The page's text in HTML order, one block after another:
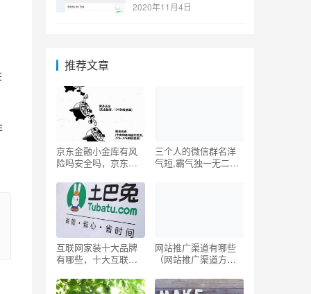
2020年11月4日
推荐文章
京东金融小金库有风
险吗安全吗，京东金
全吗可靠吗？
三个人的微信群名洋
气短,霸气独一无二的
互联网家装十大品牌
有哪些，十大互联网
网站推广渠道有哪些
（网站推广渠道方式